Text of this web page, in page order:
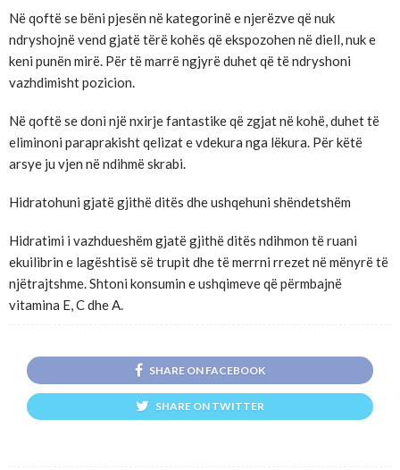
Në qoftë se bëni pjesën në kategorinë e njerëzve që nuk
ndryshojnë vend gjatë tërë kohës që ekspozohen në diell, nuk e
keni punën mirë. Për të marrë ngjyrë duhet që të ndryshoni
vazhdimisht pozicion.
Në qoftë se doni një nxirje fantastike që zgjat në kohë, duhet të
eliminoni paraprakisht qelizat e vdekura nga lëkura. Për këtë
arsye ju vjen në ndihmë skrabi.
Hidratohuni gjatë gjithë ditës dhe ushqehuni shëndetshëm
Hidratimi i vazhdueshëm gjatë gjithë ditës ndihmon të ruani
ekuilibrin e lagështisë së trupit dhe të merrni rrezet në mënyrë të
njëtrajtshme. Shtoni konsumin e ushqimeve që përmbajnë
vitamina E, C dhe A.
SHARE ON FACEBOOK
SHARE ON TWITTER